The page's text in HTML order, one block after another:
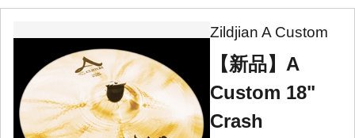
Zildjian A Custom
【新品】A
Custom 18"
Crash